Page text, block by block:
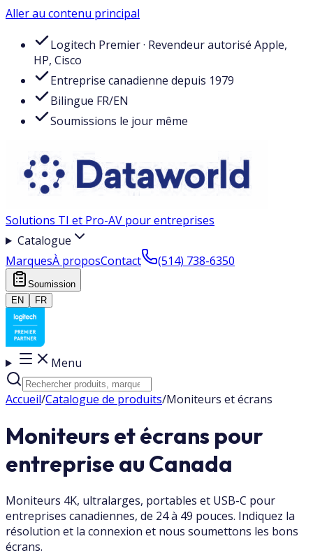
Aller au contenu principal
Logitech Premier · Revendeur autorisé Apple,
HP, Cisco
Entreprise canadienne depuis 1979
Bilingue FR/EN
Soumissions le jour même
Solutions TI et Pro-AV pour entreprises
Catalogue
MarquesÀ proposContact (514) 738-6350
Soumission
EN
FR
Menu
Accueil/Catalogue de produits/Moniteurs et écrans
Moniteurs et écrans pour
entreprise au Canada
Moniteurs 4K, ultralarges, portables et USB-C pour
entreprises canadiennes, de 24 à 49 pouces. Indiquez la
résolution et la connexion et nous soumettons les bons
écrans.